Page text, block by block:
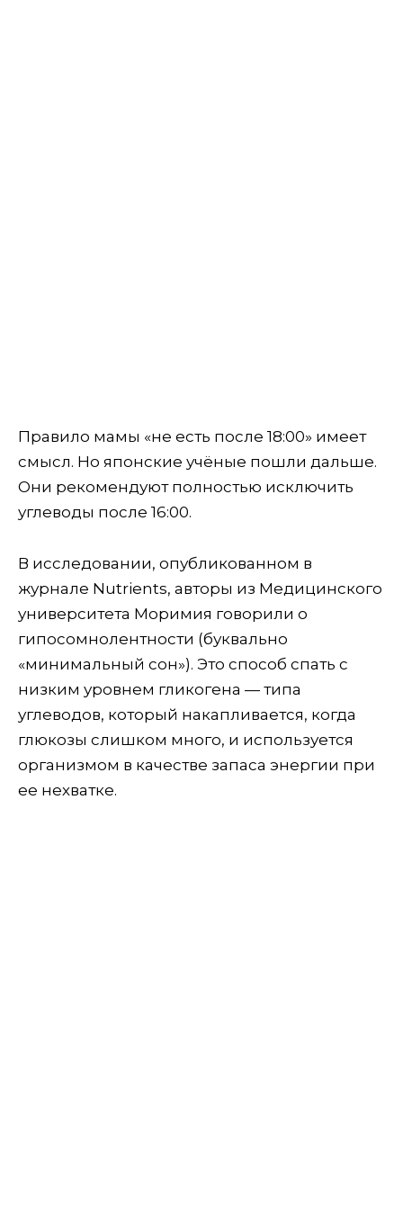
Правило мамы «не есть после 18:00» имеет
смысл. Но японские учёные пошли дальше.
Они рекомендуют полностью исключить
углеводы после 16:00.
В исследовании, опубликованном в
журнале Nutrients, авторы из Медицинского
университета Моримия говорили о
гипосомнолентности (буквально
«минимальный сон»). Это способ спать с
низким уровнем гликогена — типа
углеводов, который накапливается, когда
глюкозы слишком много, и используется
организмом в качестве запаса энергии при
ее нехватке.